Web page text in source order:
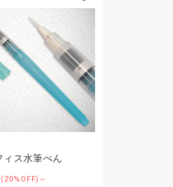
ィス水筆ぺん
(20%OFF)～